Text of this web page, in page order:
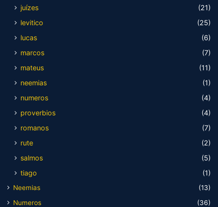
juízes
(21)
levitico
(25)
lucas
(6)
marcos
(7)
mateus
(11)
neemias
(1)
numeros
(4)
proverbios
(4)
romanos
(7)
rute
(2)
salmos
(5)
tiago
(1)
Neemias
(13)
Numeros
(36)